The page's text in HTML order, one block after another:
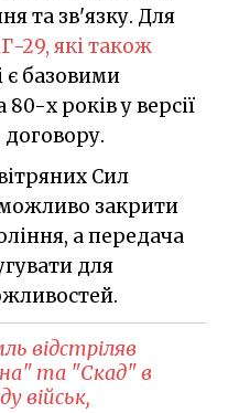
та зв'язку. Для
29, які також
є базовими
х років у версії
Сил
закрити
а передача
для
відстріляв
та "Скад" в
військ,